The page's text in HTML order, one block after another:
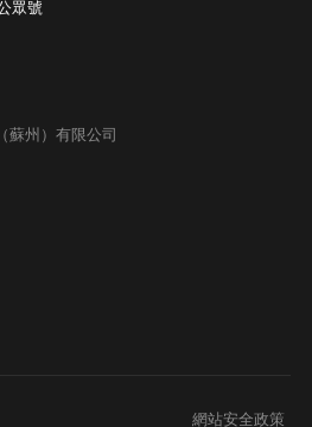
眾號
蘇州）有限公司
網站安全政策